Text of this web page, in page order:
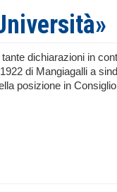
dichiarazioni in
di Mangiagalli a
posizione in